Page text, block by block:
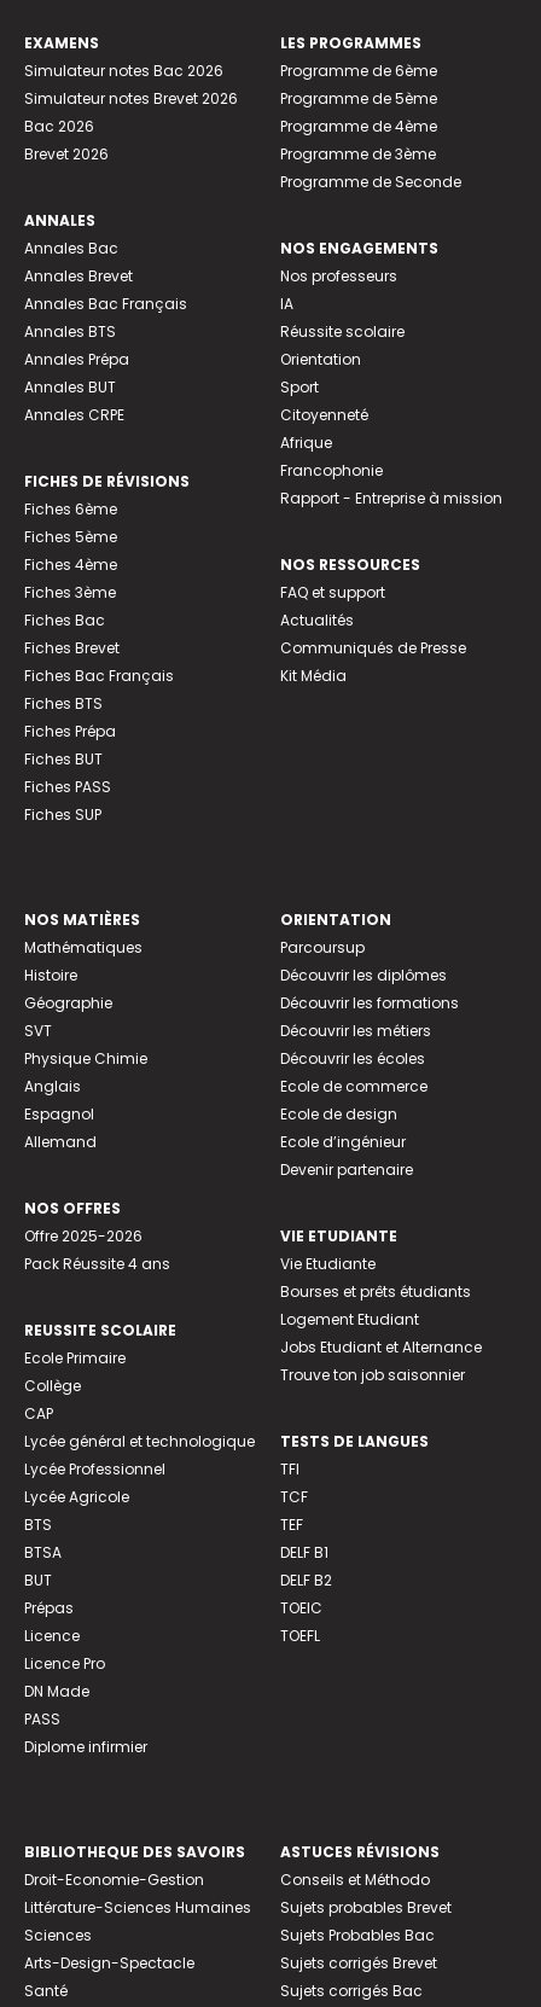
EXAMENS
Simulateur notes Bac 2026
Simulateur notes Brevet 2026
Bac 2026
Brevet 2026
ANNALES
Annales Bac
Annales Brevet
Annales Bac Français
Annales BTS
Annales Prépa
Annales BUT
Annales CRPE
FICHES DE RÉVISIONS
Fiches 6ème
Fiches 5ème
Fiches 4ème
Fiches 3ème
Fiches Bac
Fiches Brevet
Fiches Bac Français
Fiches BTS
Fiches Prépa
Fiches BUT
Fiches PASS
Fiches SUP
LES PROGRAMMES
Programme de 6ème
Programme de 5ème
Programme de 4ème
Programme de 3ème
Programme de Seconde
NOS ENGAGEMENTS
Nos professeurs
IA
Réussite scolaire
Orientation
Sport
Citoyenneté
Afrique
Francophonie
Rapport - Entreprise à mission
NOS RESSOURCES
FAQ et support
Actualités
Communiqués de Presse
Kit Média
NOS MATIÈRES
Mathématiques
Histoire
Géographie
SVT
Physique Chimie
Anglais
Espagnol
Allemand
NOS OFFRES
Offre 2025-2026
Pack Réussite 4 ans
REUSSITE SCOLAIRE
Ecole Primaire
Collège
CAP
Lycée général et technologique
Lycée Professionnel
Lycée Agricole
BTS
BTSA
BUT
Prépas
Licence
Licence Pro
DN Made
PASS
Diplome infirmier
ORIENTATION
Parcoursup
Découvrir les diplômes
Découvrir les formations
Découvrir les métiers
Découvrir les écoles
Ecole de commerce
Ecole de design
Ecole d’ingénieur
Devenir partenaire
VIE ETUDIANTE
Vie Etudiante
Bourses et prêts étudiants
Logement Etudiant
Jobs Etudiant et Alternance
Trouve ton job saisonnier
TESTS DE LANGUES
TFI
TCF
TEF
DELF B1
DELF B2
TOEIC
TOEFL
BIBLIOTHEQUE DES SAVOIRS
Droit-Economie-Gestion
Littérature-Sciences Humaines
Sciences
Arts-Design-Spectacle
Santé
ASTUCES RÉVISIONS
Conseils et Méthodo
Sujets probables Brevet
Sujets Probables Bac
Sujets corrigés Brevet
Sujets corrigés Bac